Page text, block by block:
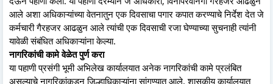
आले अशा अधिकाऱ्यांच्या वेतनातुन एक दिवसाचा पगार कपात करण्याचे निर्देश देत जे
कर्मचारी गैरहजर आढळुन आले त्यांची एक दिवसाची रजा घेण्याच्या सुचनाही त्यांनी
यावेळी संबंधित अधिकाऱ्यांना केल्या.
नागरिकांची कामे वेळेत पुर्ण करा
या पहाणी प्रसंगी भूमी अभिलेख कार्यालयात अनेक नागरिकांची कामे प्रलंबित
असल्याचे नागरिकांकडून जिल्हाधिकाऱ्यांना सांगण्यात आले. शासकीय कार्यालयात